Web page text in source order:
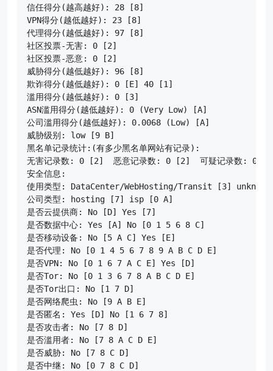
信任得分(越高越好): 28 [8]
VPN得分(越低越好): 23 [8]
代理得分(越低越好): 97 [8]
社区投票-无害: 0 [2]
社区投票-恶意: 0 [2]
威胁得分(越低越好): 96 [8]
欺诈得分(越低越好): 0 [E] 40 [1]
滥用得分(越低越好): 0 [3]
ASN滥用得分(越低越好): 0 (Very Low) [A]
公司滥用得分(越低越好): 0.0068 (Low) [A]
威胁级别: low [9 B]
黑名单记录统计:(有多少黑名单网站有记录):
无害记录数: 0 [2]  恶意记录数: 0 [2]  可疑记录数: 0
安全信息:
使用类型: DataCenter/WebHosting/Transit [3]
公司类型: hosting [7] isp [0 A]
是否云提供商: No [D] Yes [7]
是否数据中心: Yes [A] No [0 1 5 6 8 C]
是否移动设备: No [5 A C] Yes [E]
是否代理: No [0 1 4 5 6 7 8 9 A B C D E]
是否VPN: No [0 1 6 7 A C E] Yes [D]
是否Tor: No [0 1 3 6 7 8 A B C D E]
是否Tor出口: No [1 7 D]
是否网络爬虫: No [9 A B E]
是否匿名: Yes [D] No [1 6 7 8]
是否攻击者: No [7 8 D]
是否滥用者: No [7 8 A C D E]
是否威胁: No [7 8 C D]
是否中继: No [0 7 8 C D]